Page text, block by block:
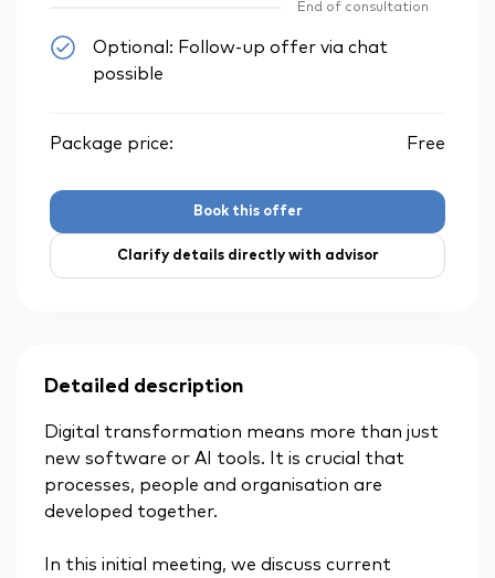
End of consultation
Optional: Follow-up offer via chat
possible
Package price: Free
Book this offer
Clarify details directly with advisor
Detailed description
Digital transformation means more than just
new software or AI tools. It is crucial that
processes, people and organisation are
developed together.
In this initial meeting, we discuss current